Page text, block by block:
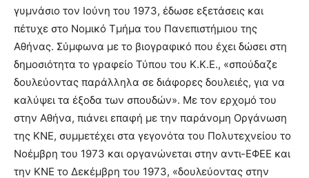
γυμνάσιο τον Ιούνη του 1973, έδωσε εξετάσεις και
πέτυχε στο Νομικό Τμήμα του Πανεπιστήμιου της
Αθήνας. Σύμφωνα με το βιογραφικό που έχει δώσει στη
δημοσιότητα το γραφείο Τύπου του Κ.Κ.Ε., «σπούδαζε
δουλεύοντας παράλληλα σε διάφορες δουλειές, για να
καλύψει τα έξοδα των σπουδών». Με τον ερχομό του
στην Αθήνα, πιάνει επαφή με την παράνομη Οργάνωση
της ΚΝΕ, συμμετέχει στα γεγονότα του Πολυτεχνείου το
Νοέμβρη του 1973 και οργανώνεται στην αντι-ΕΦΕΕ και
την ΚΝΕ το Δεκέμβρη του 1973, «δουλεύοντας στην